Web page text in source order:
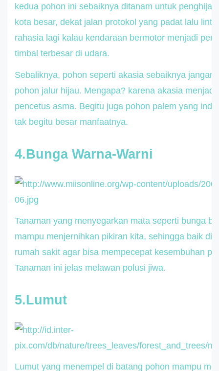
kedua pohon ini sebaiknya ditanam untuk
kota besar, dekat jalan protokol yang padat lalu
rahasia lagi kalau kendaraan bermotor menjadi
timbal terbesar di udara.
Sebaliknya, pohon seperti akasia sebaiknya jangan
pohon jalur hijau. Mengapa? karena akasia menjadi
pencetus asma. Begitu juga pohon palem yang
tak begitu besar manfaatnya.
4.Bunga Warna-Warni
Tanaman yang menyegarkan mata seperti bunga
mampu menjernihkan pikiran kita, sehingga baik
rumah sakit agar bisa mempecepat kesembuhan
Tanaman ini jelas melawan polusi jiwa.
5.Lumut
Lumut yang menempel di batang pohon mampu